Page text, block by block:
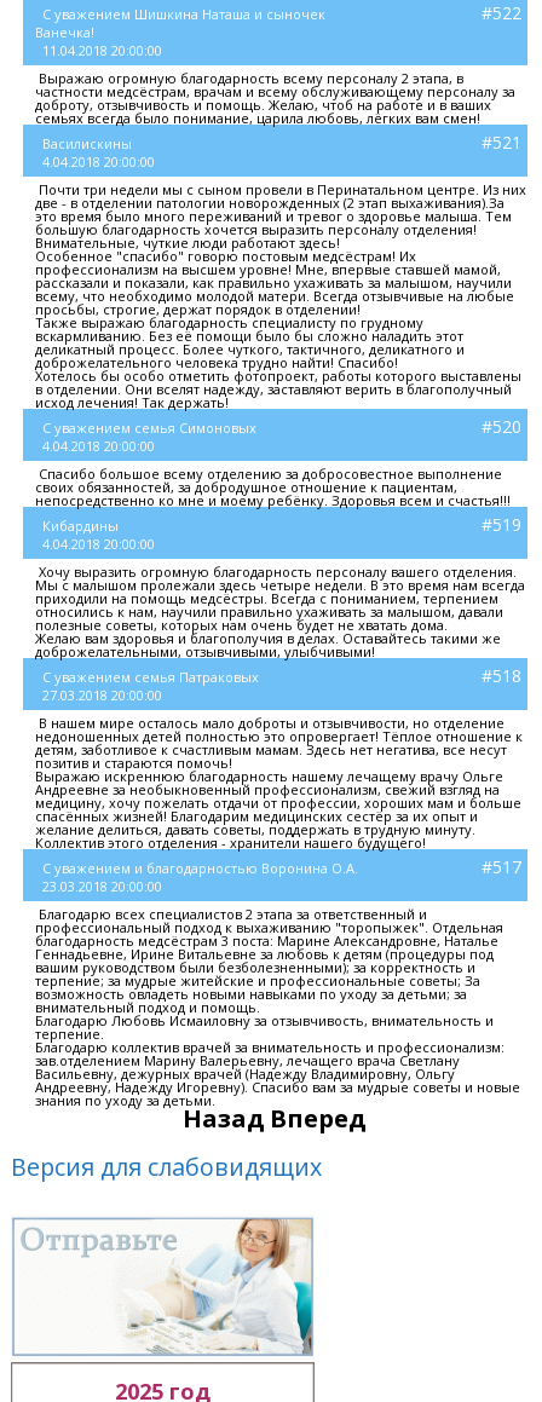
С уважением Шишкина Наташа и сыночек
Ванечка!
11.04.2018 20:00:00
#522
Выражаю огромную благодарность всему персоналу 2 этапа, в
частности медсёстрам, врачам и всему обслуживающему персоналу за
доброту, отзывчивость и помощь. Желаю, чтоб на работе и в ваших
семьях всегда было понимание, царила любовь, лёгких вам смен!
Василискины
4.04.2018 20:00:00
#521
Почти три недели мы с сыном провели в Перинатальном центре. Из них
две - в отделении патологии новорожденных (2 этап выхаживания).За
это время было много переживаний и тревог о здоровье малыша. Тем
большую благодарность хочется выразить персоналу отделения!
Внимательные, чуткие люди работают здесь!
Особенное "спасибо" говорю постовым медсёстрам! Их
профессионализм на высшем уровне! Мне, впервые ставшей мамой,
рассказали и показали, как правильно ухаживать за малышом, научили
всему, что необходимо молодой матери. Всегда отзывчивые на любые
просьбы, строгие, держат порядок в отделении!
Также выражаю благодарность специалисту по грудному
вскармливанию. Без её помощи было бы сложно наладить этот
деликатный процесс. Более чуткого, тактичного, деликатного и
доброжелательного человека трудно найти! Спасибо!
Хотелось бы особо отметить фотопроект, работы которого выставлены
в отделении. Они вселят надежду, заставляют верить в благополучный
исход лечения! Так держать!
С уважением семья Симоновых
4.04.2018 20:00:00
#520
Спасибо большое всему отделению за добросовестное выполнение
своих обязанностей, за добродушное отношение к пациентам,
непосредственно ко мне и моему ребёнку. Здоровья всем и счастья!!!
Кибардины
4.04.2018 20:00:00
#519
Хочу выразить огромную благодарность персоналу вашего отделения.
Мы с малышом пролежали здесь четыре недели. В это время нам всегда
приходили на помощь медсёстры. Всегда с пониманием, терпением
относились к нам, научили правильно ухаживать за малышом, давали
полезные советы, которых нам очень будет не хватать дома.
Желаю вам здоровья и благополучия в делах. Оставайтесь такими же
доброжелательными, отзывчивыми, улыбчивыми!
С уважением семья Патраковых
27.03.2018 20:00:00
#518
В нашем мире осталось мало доброты и отзывчивости, но отделение
недоношенных детей полностью это опровергает! Тёплое отношение к
детям, заботливое к счастливым мамам. Здесь нет негатива, все несут
позитив и стараются помочь!
Выражаю искреннюю благодарность нашему лечащему врачу Ольге
Андреевне за необыкновенный профессионализм, свежий взгляд на
медицину, хочу пожелать отдачи от профессии, хороших мам и больше
спасённых жизней! Благодарим медицинских сестёр за их опыт и
желание делиться, давать советы, поддержать в трудную минуту.
Коллектив этого отделения - хранители нашего будущего!
С уважением и благодарностью Воронина О.А.
23.03.2018 20:00:00
#517
Благодарю всех специалистов 2 этапа за ответственный и
профессиональный подход к выхаживанию "торопыжек". Отдельная
благодарность медсёстрам 3 поста: Марине Александровне, Наталье
Геннадьевне, Ирине Витальевне за любовь к детям (процедуры под
вашим руководством были безболезненными); за корректность и
терпение; за мудрые житейские и профессиональные советы; За
возможность овладеть новыми навыками по уходу за детьми; за
внимательный подход и помощь.
Благодарю Любовь Исмаиловну за отзывчивость, внимательность и
терпение.
Благодарю коллектив врачей за внимательность и профессионализм:
зав.отделением Марину Валерьевну, лечащего врача Светлану
Васильевну, дежурных врачей (Надежду Владимировну, Ольгу
Андреевну, Надежду Игоревну). Спасибо вам за мудрые советы и новые
знания по уходу за детьми.
Назад Вперед
Версия для слабовидящих
2025 год